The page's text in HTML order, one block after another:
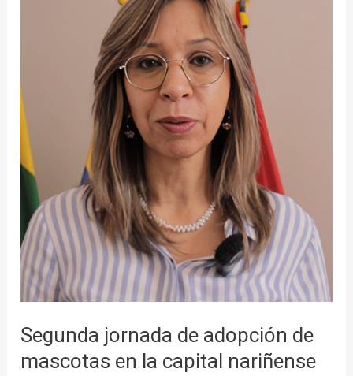
Segunda jornada de adopción de
mascotas en la capital nariñense
mascotas
en
la
capital
nariñense